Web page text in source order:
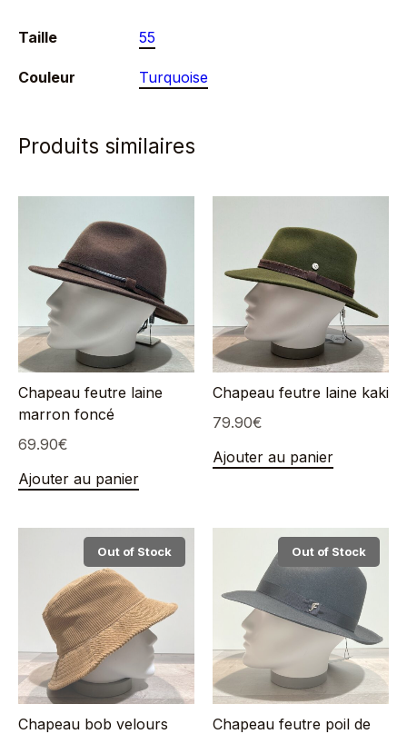
Taille 55
Couleur Turquoise
Produits similaires
Chapeau feutre laine
marron foncé
69.90€
Ajouter au panier
Chapeau feutre laine kaki
79.90€
Ajouter au panier
Out of Stock
Chapeau bob velours
Out of Stock
Chapeau feutre poil de